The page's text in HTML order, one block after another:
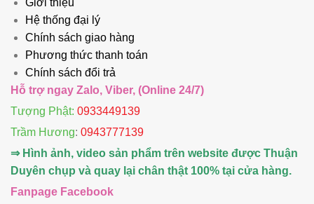
Hệ thống đại lý
Chính sách giao hàng
Phương thức thanh toán
Chính sách đổi trả
Hỗ trợ ngay Zalo, Viber, (Online 24/7)
Tượng Phật: 0933449139
Trầm Hương: 0943777139
⇒ Hình ảnh, video sản phẩm trên website được Thuận
Duyên chụp và quay lại chân thật 100% tại cửa hàng.
Fanpage Facebook